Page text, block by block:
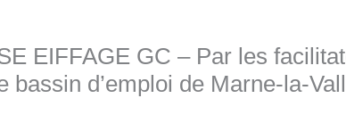
EIFFAGE GC – Par les
d’emploi de Marne-la-